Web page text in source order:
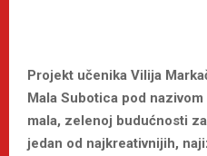
Projekt učenika Vilija
Mala Subotica pod
mala, zelenoj budućnosti
jedan od najkreativnijih,